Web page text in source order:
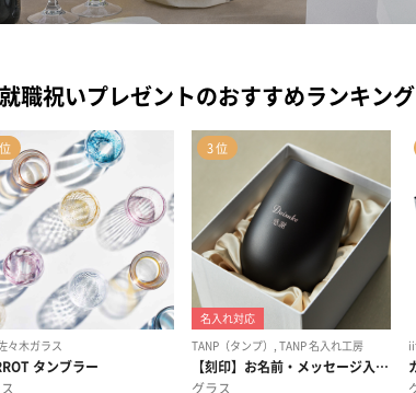
職祝いプレゼントのおすすめランキング